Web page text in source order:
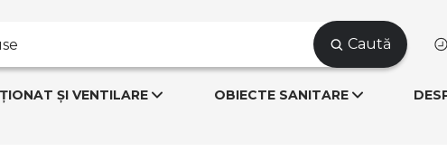
Caută
ȘI VENTILARE OBIECTE SANITARE